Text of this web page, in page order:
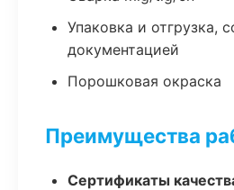
Упаковка и отгрузка,
документацией
Порошковая окраска
Преимущества
Сертификаты